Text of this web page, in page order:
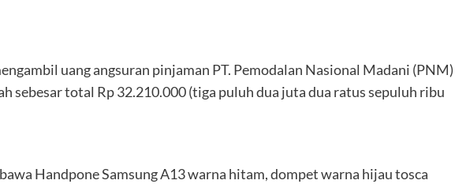
uang angsuran pinjaman PT. Pemodalan Nasional Madani (PNM)
sebesar total Rp 32.210.000 (tiga puluh dua juta dua ratus sepuluh ribu
Handpone Samsung A13 warna hitam, dompet warna hijau tosca